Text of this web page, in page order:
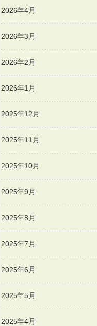
2026年4月
2026年3月
2026年2月
2026年1月
2025年12月
2025年11月
2025年10月
2025年9月
2025年8月
2025年7月
2025年6月
2025年5月
2025年4月